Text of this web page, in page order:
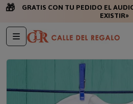
🎁
GRATIS CON TU PEDIDO EL
EXISTIR»